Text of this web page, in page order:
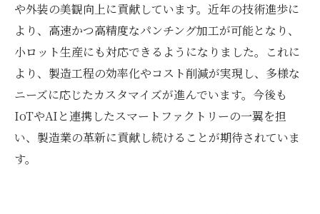
や外装の美観向上に貢献しています。近年の技術進歩に
より、高速かつ高精度なパンチング加工が可能となり、
小ロット生産にも対応できるようになりました。これに
より、製造工程の効率化やコスト削減が実現し、多様な
ニーズに応じたカスタマイズが進んでいます。今後も
IoTやAIと連携したスマートファクトリーの一翼を担
い、製造業の革新に貢献し続けることが期待されていま
す。